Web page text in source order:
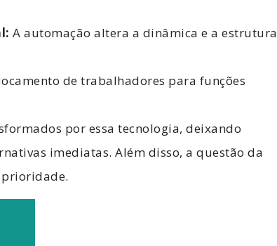
A automação altera a dinâmica e a estrutura
de trabalhadores para funções
por essa tecnologia, deixando
imediatas. Além disso, a questão da